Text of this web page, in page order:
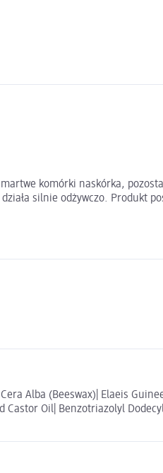
komórki naskórka,
silnie odżywczo. Produkt
Alba (Beeswax)| Elaeis
Oil| Benzotriazolyl